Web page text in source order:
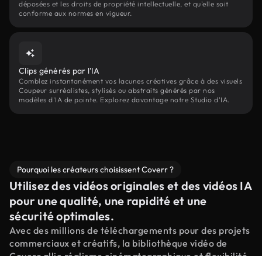
déposées et les droits de propriété intellectuelle, et qu'elle soit
conforme aux normes en vigueur.
Clips générés par l'IA
Comblez instantanément vos lacunes créatives grâce à des visuels
Coupeur surréalistes, stylisés ou abstraits générés par nos
modèles d'IA de pointe. Explorez davantage notre Studio d'IA.
Pourquoi les créateurs choisissent Coverr ?
Utilisez des vidéos originales et des vidéos IA
pour une qualité, une rapidité et une
sécurité optimales.
Avec des millions de téléchargements pour des projets
commerciaux et créatifs, la bibliothèque vidéo de